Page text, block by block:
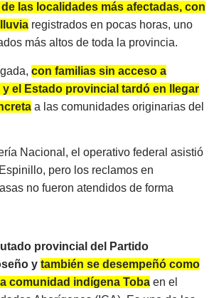
las localidades más afectadas, con
registrados en pocas horas, uno
más altos de toda la provincia.
con familias sin acceso a
el Estado provincial tardó en llegar
a las comunidades originarias del
Nacional, el operativo federal asistió
pero los reclamos en
no fueron atendidos de forma
provincial del Partido
y también se desempeñó como
comunidad indígena Toba en el